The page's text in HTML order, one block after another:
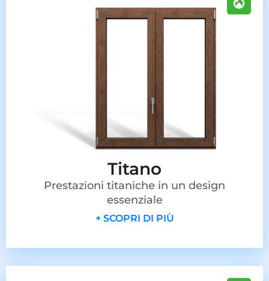
Titano
Prestazioni titaniche in un design
essenziale
+ SCOPRI DI PIÙ